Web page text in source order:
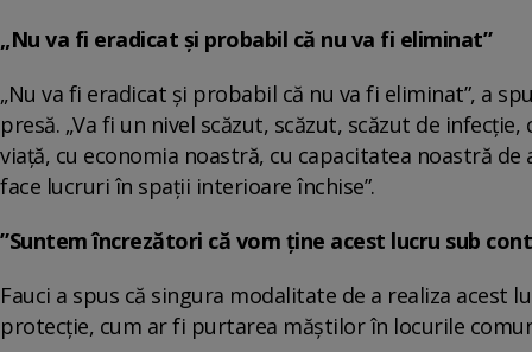
„Nu va fi eradicat și probabil că nu va fi eliminat”
„Nu va fi eradicat și probabil că nu va fi eliminat”, a
presă. „Va fi un nivel scăzut, scăzut, scăzut de
viață, cu economia noastră, cu capacitatea noastră
face lucruri în spații interioare închise”.
”Suntem încrezători că vom ține acest lucru sub
Fauci a spus că singura modalitate de a realiza acest
protecție, cum ar fi purtarea măștilor în locurile